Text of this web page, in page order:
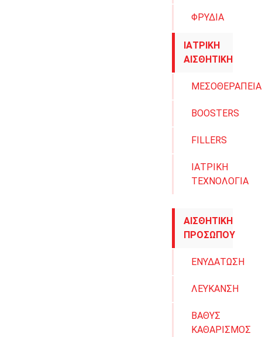
ΦΡΥΔΙΑ
ΙΑΤΡΙΚΗ
ΑΙΣΘΗΤΙΚΗ
ΜΕΣΟΘΕΡΑΠΕΙΑ
BOOSTERS
FILLERS
ΙΑΤΡΙΚΗ
ΤΕΧΝΟΛΟΓΙΑ
ΑΙΣΘΗΤΙΚΗ
ΠΡΟΣΩΠΟΥ
ΕΝΥΔΑΤΩΣΗ
ΛΕΥΚΑΝΣΗ
ΒΑΘΥΣ
ΚΑΘΑΡΙΣΜΟΣ